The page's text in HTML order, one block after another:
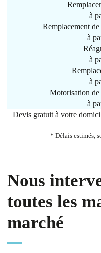
à
Remplacement
à
à
à
Motorisation de
à
Devis gratuit à votre
* Délais estimés,
Nous
toutes les
marché